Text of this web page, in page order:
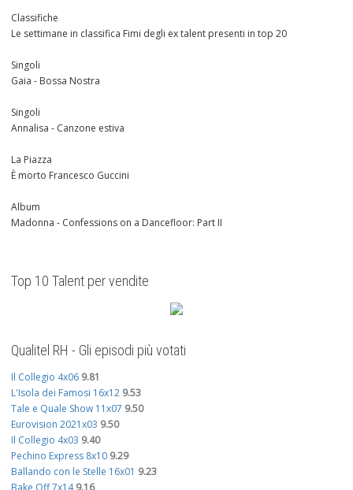
Classifiche
Le settimane in classifica Fimi degli ex talent presenti in top 20
Singoli
Gaia - Bossa Nostra
Singoli
Annalisa - Canzone estiva
La Piazza
È morto Francesco Guccini
Album
Madonna - Confessions on a Dancefloor: Part II
Top 10 Talent per vendite
Qualitel RH - Gli episodi più votati
Il Collegio 4x06 9.81
L'Isola dei Famosi 16x12 9.53
Tale e Quale Show 11x07 9.50
Eurovision 2021x03 9.50
Il Collegio 4x03 9.40
Pechino Express 8x10 9.29
Ballando con le Stelle 16x01 9.23
Bake Off 7x14 9.16